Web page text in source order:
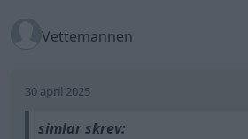
Vettemannen
30 april 2025
simlar skrev: